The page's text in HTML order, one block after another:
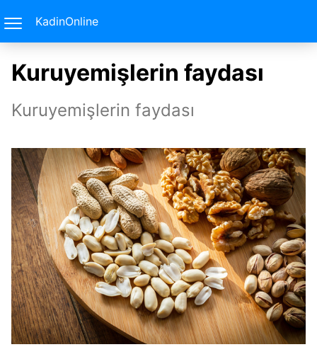
KadinOnline
Kuruyemişlerin faydası
Kuruyemişlerin faydası